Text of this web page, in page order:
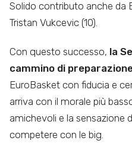
Solido contributo anche da
Tristan Vukcevic (10).
Con questo successo, la
cammino di
EuroBasket con fiducia e
arriva con il morale più
amichevoli e la sensazione
competere con le big.